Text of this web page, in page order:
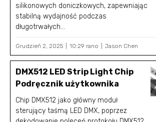
silikonowych doniczkowych, zapewniając
stabilną wydajność podczas
długotrwałych...
Grudzień 2, 2025 10:29 rano Jason Chen
DMX512 LED Strip Light Chip
Podręcznik użytkownika
Chip DMX512 jako główny moduł
sterujący taśmą LED DMX, poprzez